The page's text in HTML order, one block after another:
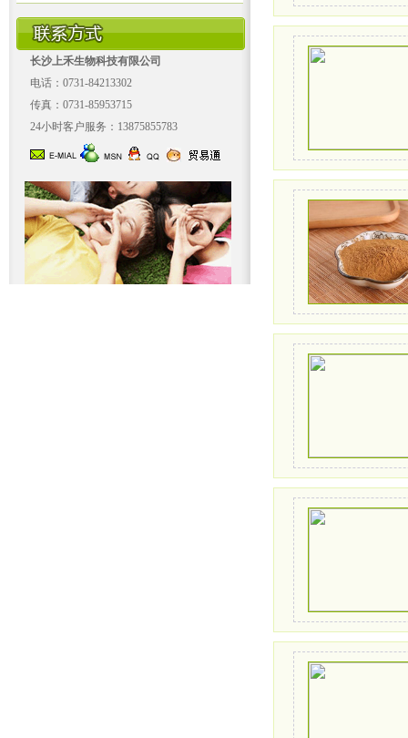
长沙上禾生物科技有限公司
电话：0731-84213302
传真：0731-85953715
24小时客户服务：13875855783